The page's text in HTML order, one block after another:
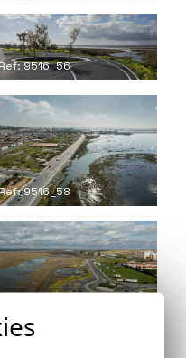
9516_56
9516_58
Ref: 9516_60